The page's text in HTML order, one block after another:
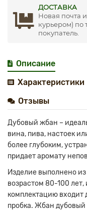
ДОСТАВКА
Новая почта
курьером) по
покупатель.
Описание
Характеристики
Отзывы
Дубовый жбан –
вина, пива, настоек
более глубоким,
придает аромату
Изделие выполнено
возрастом 80-100
комплектацию входит
пробка. Жбан дубовый